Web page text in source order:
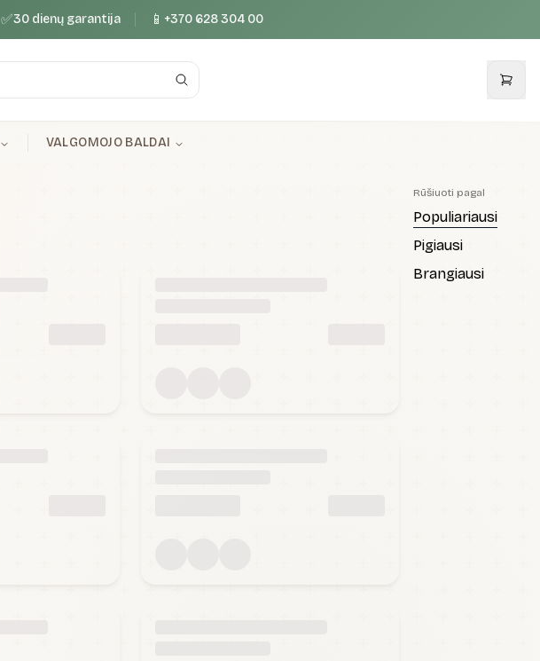
✅30 dienų garantija 📱 +370 628 304 00
VALGOMOJO BALDAI
Rūšiuoti pagal
Populiariausi
Pigiausi
Brangiausi